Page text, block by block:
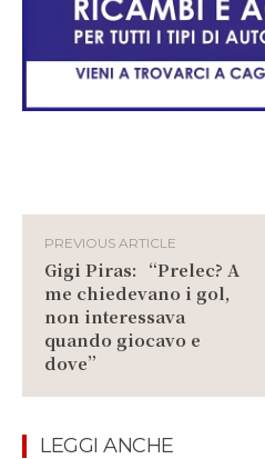
PREVIOUS ARTICLE
Gigi Piras: “Prelec? A
me chiedevano i gol,
non interessava
quando giocavo e
dove”
LEGGI ANCHE